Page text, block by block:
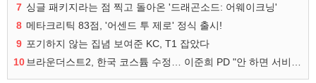
7 싱글 패키지라는 점 찍고 돌아온 '드래곤소드: 어웨이크닝'
8 메타크리틱 83점, '어센드 투 제로' 정식 출시!
9 포기하지 않는 집념 보여준 KC, T1 잡았다
10